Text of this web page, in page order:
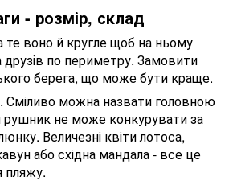
- розмір, склад
те воно й кругле щоб на ньому
друзів по периметру. Замовити
берега, що може бути краще.
. Сміливо можна назвати головною
не може конкурувати за
Величезні квіти лотоса,
або східна мандала - все це
пляжу.